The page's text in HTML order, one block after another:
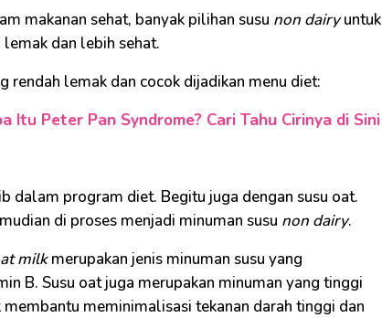
makanan sehat, banyak pilihan susu non dairyuntuk
dan lebih sehat.
rendah lemak dan cocok dijadikan menu diet:
Itu Peter Pan Syndrome? Cari Tahu Cirinya di Sini
dalam program diet. Begitu juga dengan susu oat.
di proses menjadi minuman susu non dairy.
milkmerupakan jenis minuman susu yang
B. Susu oat juga merupakan minuman yang tinggi
meminimalisasi tekanan darah tinggi dan